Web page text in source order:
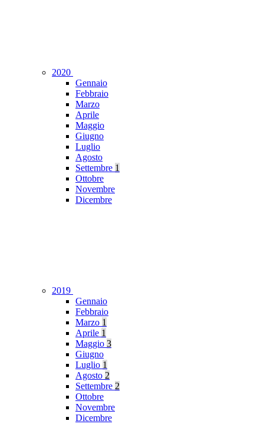
2020
Gennaio
Febbraio
Marzo
Aprile
Maggio
Giugno
Luglio
Agosto
Settembre 1
Ottobre
Novembre
Dicembre
2019
Gennaio
Febbraio
Marzo 1
Aprile 1
Maggio 3
Giugno
Luglio 1
Agosto 2
Settembre 2
Ottobre
Novembre
Dicembre